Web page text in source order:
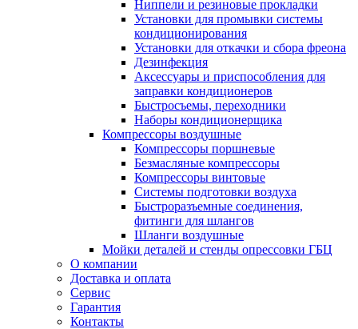
Ниппели и резиновые прокладки
Установки для промывки системы
кондиционирования
Установки для откачки и сбора фреона
Дезинфекция
Аксессуары и приспособления для
заправки кондиционеров
Быстросъемы, переходники
Наборы кондиционерщика
Компрессоры воздушные
Компрессоры поршневые
Безмасляные компрессоры
Компрессоры винтовые
Системы подготовки воздуха
Быстроразъемные соединения,
фитинги для шлангов
Шланги воздушные
Мойки деталей и стенды опрессовки ГБЦ
О компании
Доставка и оплата
Сервис
Гарантия
Контакты